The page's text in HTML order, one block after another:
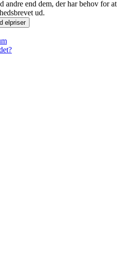
andre end dem, der har behov for at
ud.